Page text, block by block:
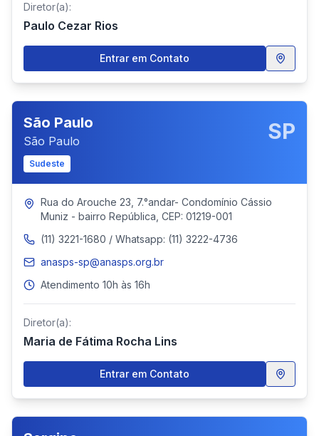
Diretor(a):
Paulo Cezar Rios
Entrar em Contato
São Paulo
São Paulo SP
Sudeste
Rua do Arouche 23, 7.°andar- Condomínio Cássio
Muniz - bairro República, CEP: 01219-001
(11) 3221-1680 / Whatsapp: (11) 3222-4736
anasps-sp@anasps.org.br
Atendimento 10h às 16h
Diretor(a):
Maria de Fátima Rocha Lins
Entrar em Contato